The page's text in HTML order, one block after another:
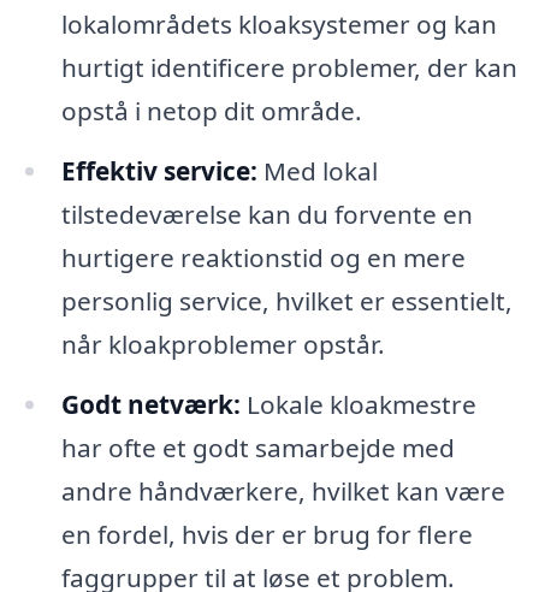
lokalområdets kloaksystemer og kan
hurtigt identificere problemer, der kan
opstå i netop dit område.
Effektiv service: Med lokal
tilstedeværelse kan du forvente en
hurtigere reaktionstid og en mere
personlig service, hvilket er essentielt,
når kloakproblemer opstår.
Godt netværk: Lokale kloakmestre
har ofte et godt samarbejde med
andre håndværkere, hvilket kan være
en fordel, hvis der er brug for flere
faggrupper til at løse et problem.